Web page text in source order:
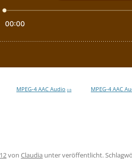
MPEG-4 AAC Audio 0 B MPEG-4 AAC
von Claudia unter veröffentlicht.